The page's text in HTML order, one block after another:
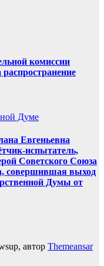
комиссии
Думе
Евгеньевна
испытатель,
Советского Союза
совершившая выход
Думы от
автор Themeansar